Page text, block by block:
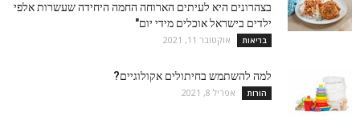
בצהרונים היא לעיתים הארוחה החמה היחידה שעשרות אלפי
ילדים בישראל אוכלים מידי יום"
בריאות אוקטובר 11, 2021
למה להשתמש בחיתולים אקולוגיים?
הורות אפריל 8, 2021